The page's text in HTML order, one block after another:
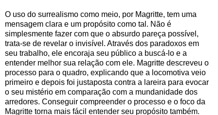
O uso do surrealismo como meio, por Magritte, tem uma
mensagem clara e um propósito como tal. Não é
simplesmente fazer com que o absurdo pareça possível,
trata-se de revelar o invisível. Através dos paradoxos em
seu trabalho, ele encoraja seu público a buscá-lo e a
entender melhor sua relação com ele. Magritte descreveu o
processo para o quadro, explicando que a locomotiva veio
primeiro e depois foi justaposta contra a lareira para evocar
o seu mistério em comparação com a mundanidade dos
arredores. Conseguir compreender o processo e o foco da
Magritte torna mais fácil entender seu propósito também.